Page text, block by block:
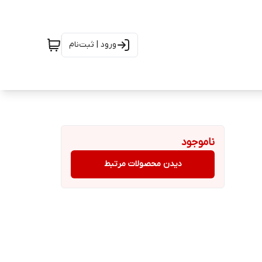
ورود | ثبت‌نام
ناموجود
دیدن محصولات مرتبط